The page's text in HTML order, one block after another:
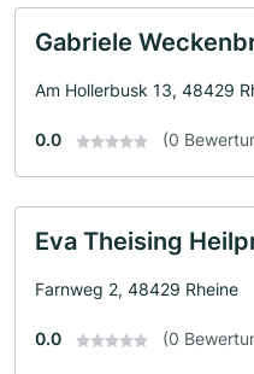
Gabriele
Am Hollerbusk 13, 48429
0.0 (0
Eva Theising
Farnweg 2, 48429 Rheine
0.0 (0